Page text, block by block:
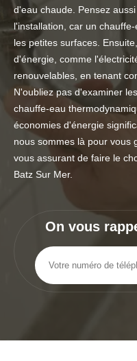
d'eau chaude. Pensez
l'installation, car un
les petites surfaces.
d'énergie, comme
renouvelables, en tenant
N'oubliez pas d'examiner
chauffe-eau
économies d'énergie
nous sommes là pour vous
vous assurant de faire le
Batz Sur Mer.
On vous